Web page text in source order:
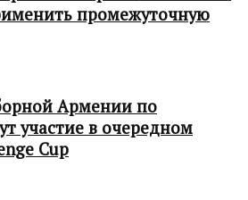
промежуточную
Армении по
участие в очередном
Cup